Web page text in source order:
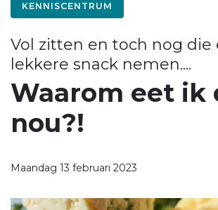
KENNISCENTRUM
Vol zitten en toch nog die
lekkere snack nemen....
Waarom eet ik
nou?!
Maandag 13 februari 2023